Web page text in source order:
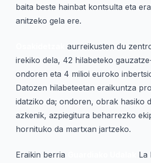
baita beste hainbat kontsulta eta
anitzeko gela ere.
aurreikusten du
irekiko dela, 42 hilabeteko
ondoren eta 4 milioi euroko
Datozen hilabeteetan eraikuntza
idatziko da; ondoren, obrak hasiko
azkenik, azpiegitura beharrezko
hornituko da martxan jartzeko.
Eraikin berria
La